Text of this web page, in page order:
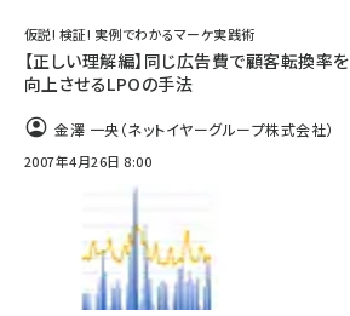
meo (1274)
仮説! 検証! 実例でわかるマーケ実践術
【正しい理解編】同じ広告費で顧客転換率を
向上させるLPOの手法
金澤 一央（ネットイヤーグループ株式会社）
2007年4月26日 8:00